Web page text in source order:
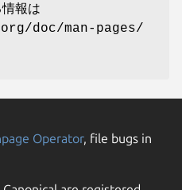
報は
doc/man-pages/
Operator, file bugs in